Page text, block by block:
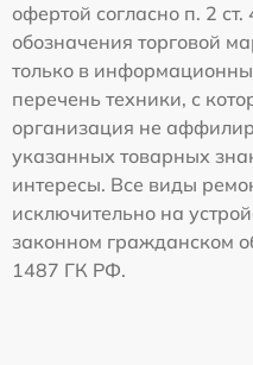
офертой согласно п. 2
обозначения торговой
только в
перечень техники, с
организация не
указанных товарных
интересы. Все виды
исключительно на
законном гражданском
1487 ГК РФ.